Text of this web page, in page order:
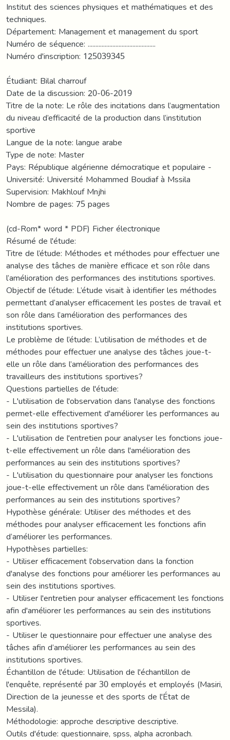
Institut des sciences physiques et mathématiques et des
techniques.
Département: Management et management du sport
Numéro de séquence: ............................................
Numéro d'inscription: 125039345
Étudiant: Bilal charrouf
Date de la discussion: 20-06-2019
Titre de la note: Le rôle des incitations dans l’augmentation
du niveau d’efficacité de la production dans l’institution
sportive
Langue de la note: langue arabe
Type de note: Master
Pays: République algérienne démocratique et populaire -
Université: Université Mohammed Boudiaf à Mssila
Supervision: Makhlouf Mnjhi
Nombre de pages: 75 pages
(cd-Rom* word * PDF) Ficher électronique
Résumé de l'étude:
Titre de l’étude: Méthodes et méthodes pour effectuer une
analyse des tâches de manière efficace et son rôle dans
l’amélioration des performances des institutions sportives.
Objectif de l’étude: L’étude visait à identifier les méthodes
permettant d’analyser efficacement les postes de travail et
son rôle dans l’amélioration des performances des
institutions sportives.
Le problème de l’étude: L’utilisation de méthodes et de
méthodes pour effectuer une analyse des tâches joue-t-
elle un rôle dans l’amélioration des performances des
travailleurs des institutions sportives?
Questions partielles de l'étude:
- L'utilisation de l'observation dans l'analyse des fonctions
permet-elle effectivement d'améliorer les performances au
sein des institutions sportives?
- L'utilisation de l'entretien pour analyser les fonctions joue-
t-elle effectivement un rôle dans l'amélioration des
performances au sein des institutions sportives?
- L'utilisation du questionnaire pour analyser les fonctions
joue-t-elle effectivement un rôle dans l'amélioration des
performances au sein des institutions sportives?
Hypothèse générale: Utiliser des méthodes et des
méthodes pour analyser efficacement les fonctions afin
d’améliorer les performances.
Hypothèses partielles:
- Utiliser efficacement l'observation dans la fonction
d'analyse des fonctions pour améliorer les performances au
sein des institutions sportives.
- Utiliser l'entretien pour analyser efficacement les fonctions
afin d'améliorer les performances au sein des institutions
sportives.
- Utiliser le questionnaire pour effectuer une analyse des
tâches afin d’améliorer les performances au sein des
institutions sportives.
Échantillon de l'étude: Utilisation de l'échantillon de
l'enquête, représenté par 30 employés et employés (Masiri,
Direction de la jeunesse et des sports de l'État de
Messila).
Méthodologie: approche descriptive descriptive.
Outils d'étude: questionnaire, spss, alpha acronbach.